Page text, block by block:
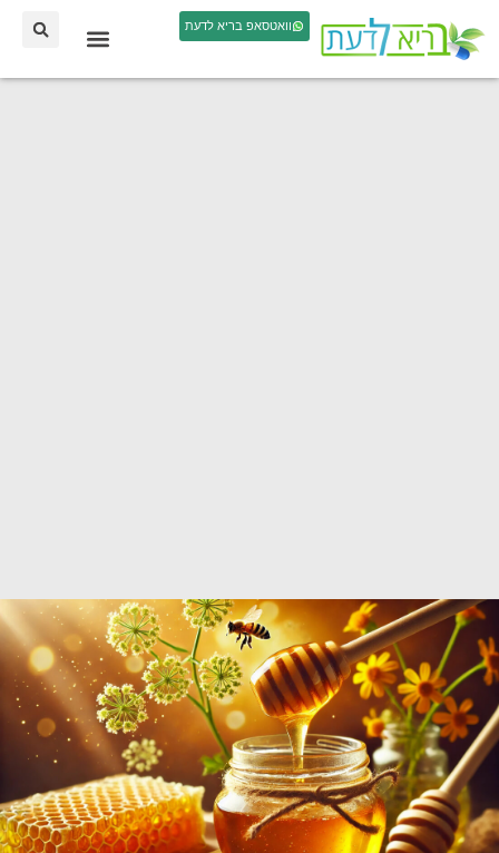
וואטסאפ בריא לדעת